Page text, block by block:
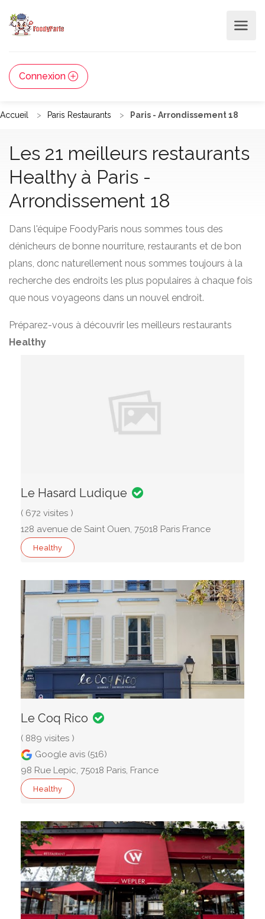
Connexion
Accueil Paris Restaurants Paris - Arrondissement 18
Les 21 meilleurs restaurants
Healthy à Paris -
Arrondissement 18
Dans l'équipe FoodyParis nous sommes tous des
dénicheurs de bonne nourriture, restaurants et de bon
plans, donc naturellement nous sommes toujours à la
recherche des endroits les plus populaires à chaque fois
que nous voyageons dans un nouvel endroit.
Préparez-vous à découvrir les meilleurs restaurants
Healthy
Le Hasard Ludique
( 672 visites )
128 avenue de Saint Ouen, 75018 Paris France
Healthy
Le Coq Rico
( 889 visites )
Google avis (516)
98 Rue Lepic, 75018 Paris, France
Healthy